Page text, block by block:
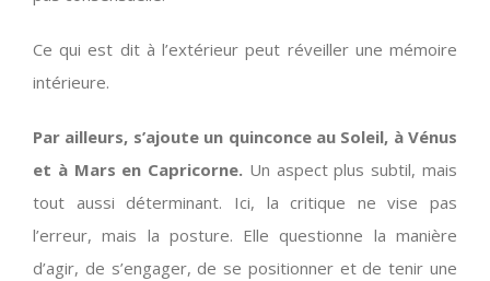
Ce qui est dit à l’extérieur peut réveiller une mémoire
intérieure.
Par ailleurs, s’ajoute un quinconce au Soleil, à Vénus
et à Mars en Capricorne. Un aspect plus subtil, mais
tout aussi déterminant. Ici, la critique ne vise pas
l’erreur, mais la posture. Elle questionne la manière
d’agir, de s’engager, de se positionner et de tenir une